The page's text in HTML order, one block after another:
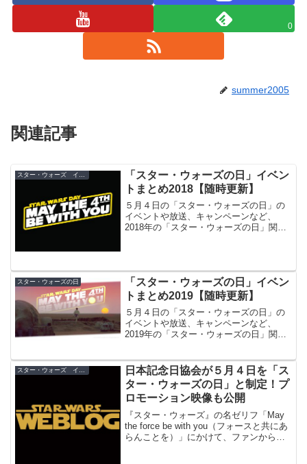
0
summer2005
関連記事
「スター・ウォーズの日」イベン
トまとめ2018【随時更新】
５月４日の「スター・ウォーズの日」の
イベントや放送、キャンペーンなど、
2018年の「スター・ウォーズの日」関連
スター・ウォーズの日
「スター・ウォーズの日」イベン
トまとめ2019【随時更新】
５月４日の「スター・ウォーズの日」の
イベントや放送、キャンペーンなど、
2019年の「スター・ウォーズの日」関連
スター・ウォーズ イベント
日本記念日協会が５月４日を「ス
ター・ウォーズの日」と制定！プ
ロモーション映像も公開
『スター・ウォーズ』の名ゼリフ「May
the force be with you（フォースと共にあ
らんことを）」にかけて、ファンから